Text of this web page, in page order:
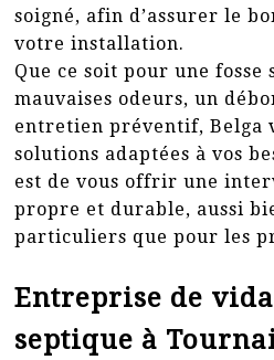
soigné, afin d’assurer le
votre installation.
Que ce soit pour une fosse
mauvaises odeurs, un
entretien préventif, Belga
solutions adaptées à vos
est de vous offrir une
propre et durable, aussi
particuliers que pour les
Entreprise de
septique à